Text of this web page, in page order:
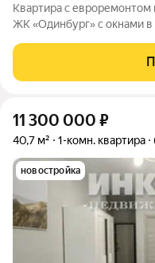
Квартира с
ЖК «Одинбург» с окнами в
и всей необходимой
санузла, гардеробная,
11 300 000 ₽
40,7 м² 1-комн. квартира
новостройка